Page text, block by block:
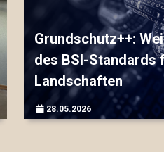
Grundschutz++:
des BSI-Standards
Landschaften
28.05.2026